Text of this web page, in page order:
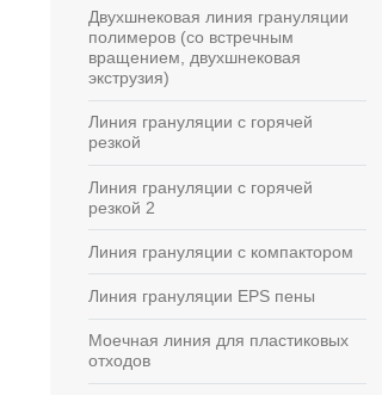
Двухшнековая линия грануляции
полимеров (со встречным
вращением, двухшнековая
экструзия)
Линия грануляции с горячей
резкой
Линия грануляции с горячей
резкой 2
Линия грануляции с компактором
Линия грануляции EPS пены
Моечная линия для пластиковых
отходов